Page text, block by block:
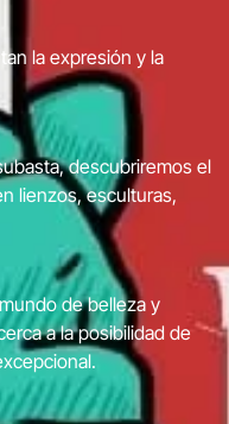
la expresión y la
descubriremos el
lienzos, esculturas,
de belleza y
a la posibilidad de